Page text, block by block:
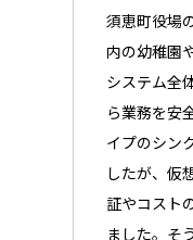
須恵町役場
内の幼稚園
システム全
ら業務を安
イプのシン
したが、仮
証やコスト
ました。そ